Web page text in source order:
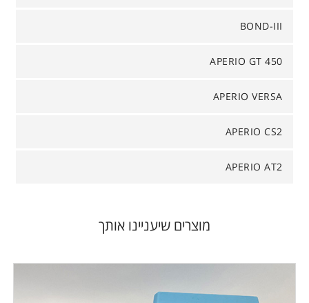
BOND-III
APERIO GT 450
APERIO VERSA
APERIO CS2
APERIO AT2
מוצרים שיעניינו אותך